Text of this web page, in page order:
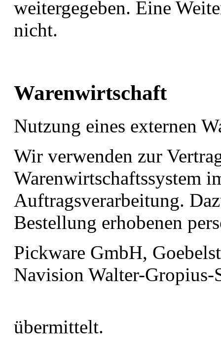
weitergegeben. Eine
nicht.
Warenwirtschaft
Nutzung eines externen
Wir verwenden zur
Warenwirtschaftssystem
Auftragsverarbeitung.
Bestellung erhobenen
Pickware GmbH,
Navision Walter-Gropius-
übermittelt.